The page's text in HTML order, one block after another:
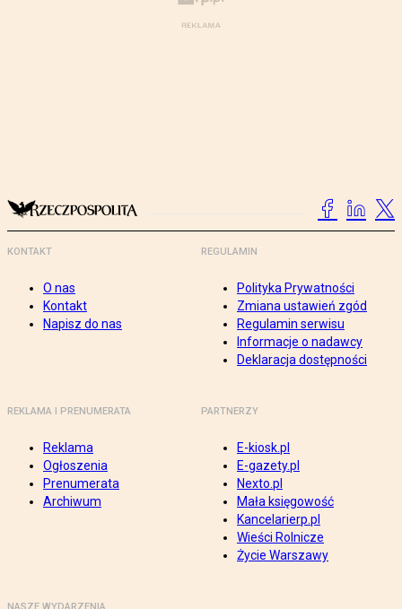
KONTAKT
O nas
Kontakt
Napisz do nas
REGULAMIN
Polityka Prywatności
Zmiana ustawień zgód
Regulamin serwisu
Informacje o nadawcy
Deklaracja dostępności
REKLAMA I PRENUMERATA
Reklama
Ogłoszenia
Prenumerata
Archiwum
PARTNERZY
E-kiosk.pl
E-gazety.pl
Nexto.pl
Mała księgowość
Kancelarierp.pl
Wieści Rolnicze
Życie Warszawy